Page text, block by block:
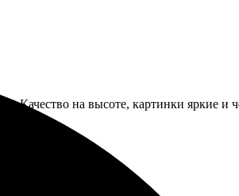
Качество на высоте, картинки яркие и